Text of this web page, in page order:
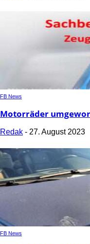
FB News
Motorräder
Redak - 27. August 2023
FB News